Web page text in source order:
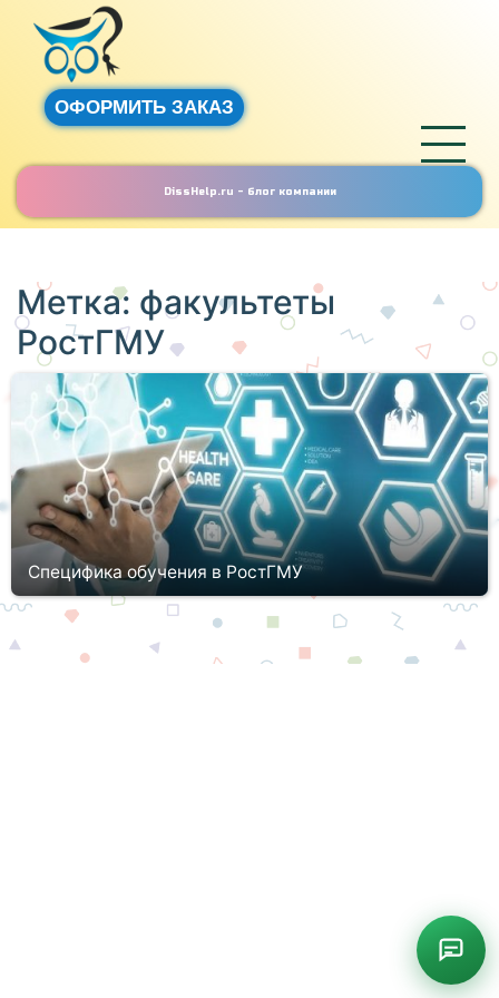
ОФОРМИТЬ ЗАКАЗ
DissHelp.ru - блог компании
Метка: факультеты
РостГМУ
Специфика обучения в РостГМУ
Одним из самых известнейших и престижнейших
Ростовской области вузов, который занимается становлением